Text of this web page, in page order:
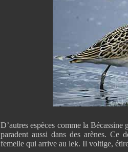
D’autres espèces comme la
paradent aussi dans des arènes. Ce
femelle qui arrive au lek. Il voltige,